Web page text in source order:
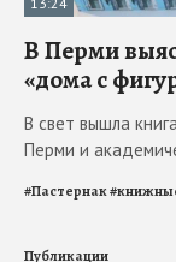
В Перми
«дома с
В свет вышла
Перми и
#Пастернак#
Публикации